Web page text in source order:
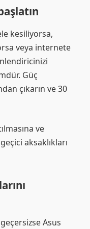
kesiliyorsa,
veya internete
Güç
çıkarın ve 30
ve
aksaklıkları
Asus